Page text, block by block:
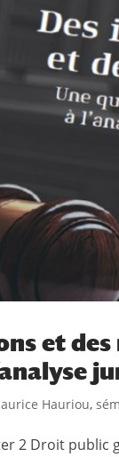
et des
Hauriou,
2 Droit